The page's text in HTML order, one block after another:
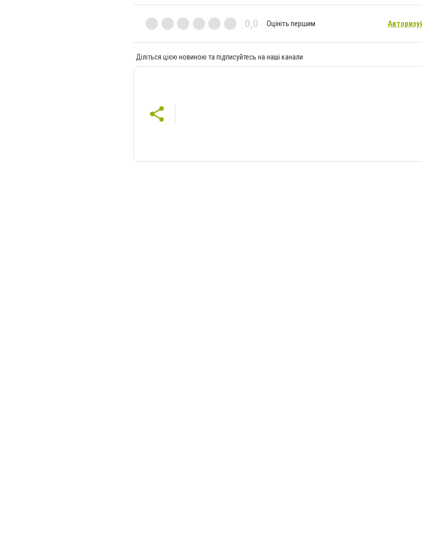
0,0 Оцініть першим
Діліться цією новиною та підписуйтесь на наші канали